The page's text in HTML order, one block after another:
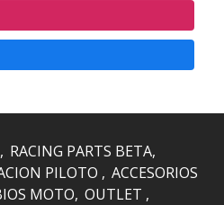
RACING PARTS BETA
PILOTO
ACCESORIOS
MOTO OUTLET